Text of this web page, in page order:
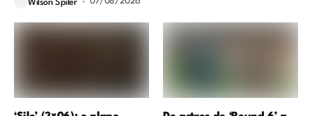
Wilson Spiler